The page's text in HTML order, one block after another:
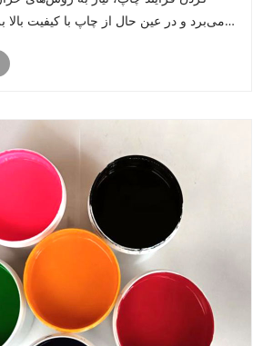
می‌برد و در عین حال از چاپ با کیفیت